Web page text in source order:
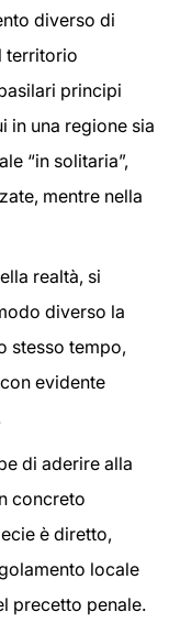
diverso di
territorio
principi
in una regione sia
“in solitaria”,
mentre nella
realtà, si
diverso la
stesso tempo,
evidente
di aderire alla
concreto
è diretto,
locale
precetto penale.